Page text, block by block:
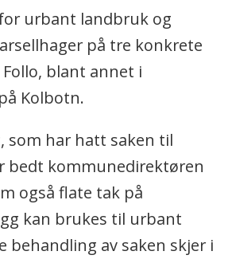
urbant landbruk og
på tre konkrete
blant annet i
Kolbotn.
som har hatt saken til
bedt kommunedirektøren
også flate tak på
kan brukes til urbant
behandling av saken skjer i